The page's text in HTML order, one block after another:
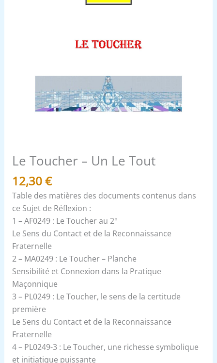
Le Toucher – Un Le Tout
12,30€
Table des matières des documents contenus dans
ce Sujet de Réflexion :
1 – AF0249 : Le Toucher au 2°
Le Sens du Contact et de la Reconnaissance
Fraternelle
2 – MA0249 : Le Toucher – Planche
Sensibilité et Connexion dans la Pratique
Maçonnique
3 – PL0249 : Le Toucher, le sens de la certitude
première
Le Sens du Contact et de la Reconnaissance
Fraternelle
4 – PL0249-3 : Le Toucher, une richesse symbolique
et initiatique puissante